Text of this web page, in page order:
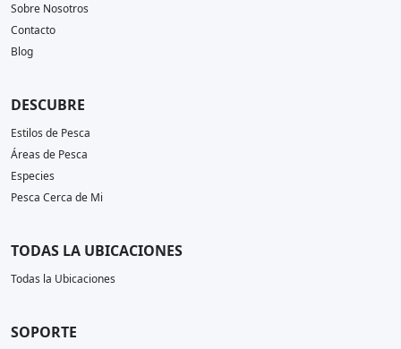
Sobre Nosotros
Contacto
Blog
DESCUBRE
Estilos de Pesca
Áreas de Pesca
Especies
Pesca Cerca de Mi
TODAS LA UBICACIONES
Todas la Ubicaciones
SOPORTE